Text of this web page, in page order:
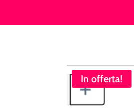
In offerta!